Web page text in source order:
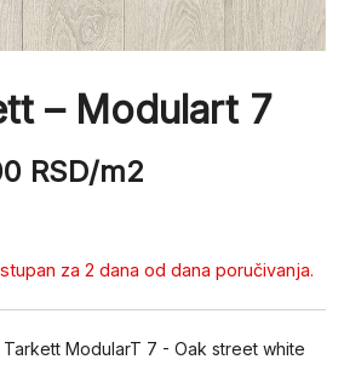
– Modulart 7
RSD/m2
za 2 dana od dana poručivanja.
Tarkett ModularT 7 - Oak street white